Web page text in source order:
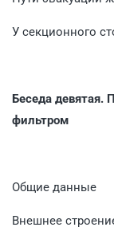
У секционного
Беседа девятая.
фильтром
Общие данные
Внешнее